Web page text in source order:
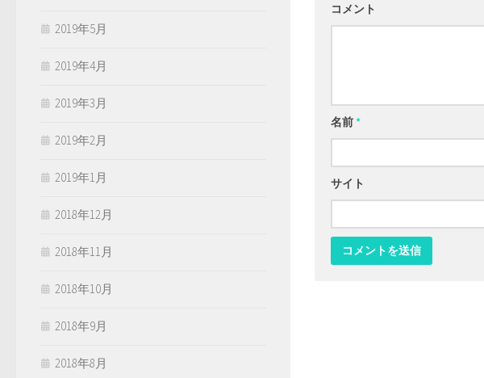
コメント
名前*
サイト
2019年5月
2019年4月
2019年3月
2019年2月
2019年1月
2018年12月
2018年11月
2018年10月
2018年9月
2018年8月